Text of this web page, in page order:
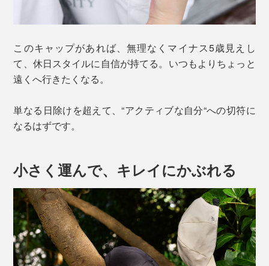
このキャップがあれば、無理なくマイナス5歳見えし
て、休日スタイルに自信が持てる。いつもよりちょっと
遠くへ行きたくなる。
単なる日除けを超えて、“アクティブな自分“への切符に
なるはずです。
小さく運んで、キレイにかぶれる